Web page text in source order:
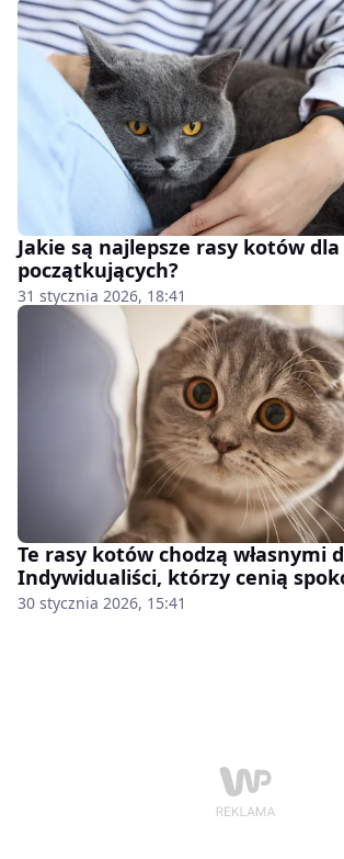
Jakie są najlepsze rasy kotów dla
początkujących?
31 stycznia 2026, 18:41
Te rasy kotów chodzą własnymi
Indywidualiści, którzy cenią
30 stycznia 2026, 15:41